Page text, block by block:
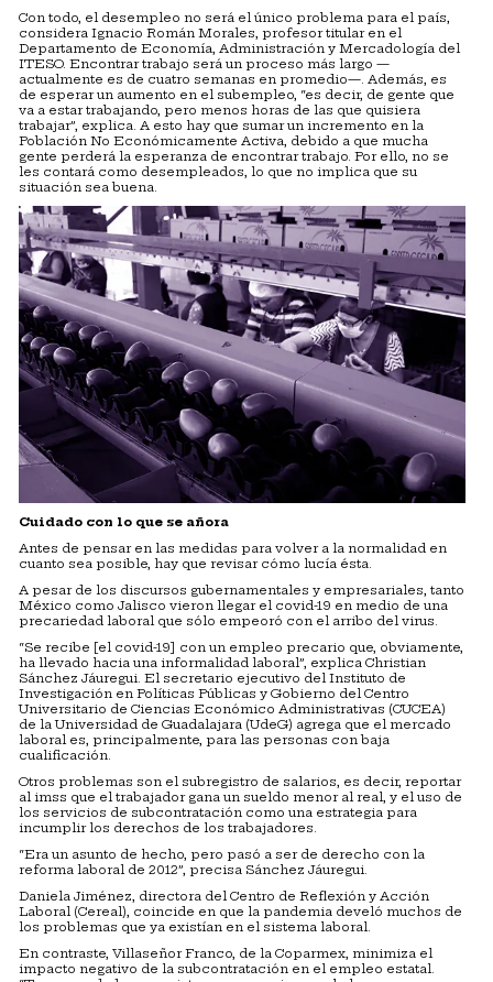
Con todo, el desempleo no será el único problema para el país,
considera Ignacio Román Morales, profesor titular en el
Departamento de Economía, Administración y Mercadología del
ITESO. Encontrar trabajo será un proceso más largo —
actualmente es de cuatro semanas en promedio—. Además, es
de esperar un aumento en el subempleo, “es decir, de gente que
va a estar trabajando, pero menos horas de las que quisiera
trabajar”, explica. A esto hay que sumar un incremento en la
Población No Económicamente Activa, debido a que mucha
gente perderá la esperanza de encontrar trabajo. Por ello, no se
les contará como desempleados, lo que no implica que su
situación sea buena.
Cuidado con lo que se añora
Antes de pensar en las medidas para volver a la normalidad en
cuanto sea posible, hay que revisar cómo lucía ésta.
A pesar de los discursos gubernamentales y empresariales, tanto
México como Jalisco vieron llegar el covid-19 en medio de una
precariedad laboral que sólo empeoró con el arribo del virus.
“Se recibe [el covid-19] con un empleo precario que, obviamente,
ha llevado hacia una informalidad laboral”, explica Christian
Sánchez Jáuregui. El secretario ejecutivo del Instituto de
Investigación en Políticas Públicas y Gobierno del Centro
Universitario de Ciencias Económico Administrativas (CUCEA)
de la Universidad de Guadalajara (UdeG) agrega que el mercado
laboral es, principalmente, para las personas con baja
cualificación.
Otros problemas son el subregistro de salarios, es decir, reportar
al imss que el trabajador gana un sueldo menor al real, y el uso de
los servicios de subcontratación como una estrategia para
incumplir los derechos de los trabajadores.
“Era un asunto de hecho, pero pasó a ser de derecho con la
reforma laboral de 2012”, precisa Sánchez Jáuregui.
Daniela Jiménez, directora del Centro de Reflexión y Acción
Laboral (Cereal), coincide en que la pandemia develó muchos de
los problemas que ya existían en el sistema laboral.
En contraste, Villaseñor Franco, de la Coparmex, minimiza el
impacto negativo de la subcontratación en el empleo estatal.